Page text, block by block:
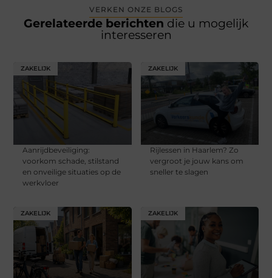
VERKEN ONZE BLOGS
Gerelateerde berichten die u mogelijk
interesseren
ZAKELIJK
Aanrijdbeveiliging:
voorkom schade, stilstand
en onveilige situaties op de
werkvloer
ZAKELIJK
Rijlessen in Haarlem? Zo
vergroot je jouw kans om
sneller te slagen
ZAKELIJK ZAKELIJK